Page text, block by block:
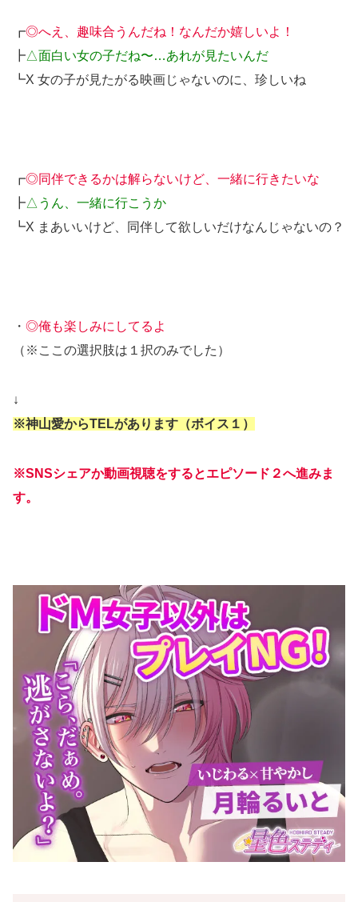
┏◎へえ、趣味合うんだね！なんだか嬉しいよ！
┣△面白い女の子だね〜…あれが見たいんだ
┗X 女の子が見たがる映画じゃないのに、珍しいね
┏◎同伴できるかは解らないけど、一緒に行きたいな
┣△うん、一緒に行こうか
┗X まあいいけど、同伴して欲しいだけなんじゃないの？
・ ◎俺も楽しみにしてるよ
（※ここの選択肢は１択のみでした）
↓
※神山愛からTELがあります（ボイス１）
※SNSシェアか動画視聴をするとエピソード２へ進みま
す。